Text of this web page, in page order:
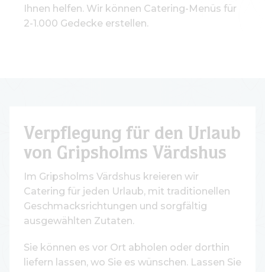
Ihnen helfen. Wir können Catering-Menüs für
2-1.000 Gedecke erstellen.
Verpflegung für den Urlaub
von Gripsholms Värdshus
Im Gripsholms Värdshus kreieren wir
Catering für jeden Urlaub, mit traditionellen
Geschmacksrichtungen und sorgfältig
ausgewählten Zutaten.
Sie können es vor Ort abholen oder dorthin
liefern lassen, wo Sie es wünschen. Lassen Sie